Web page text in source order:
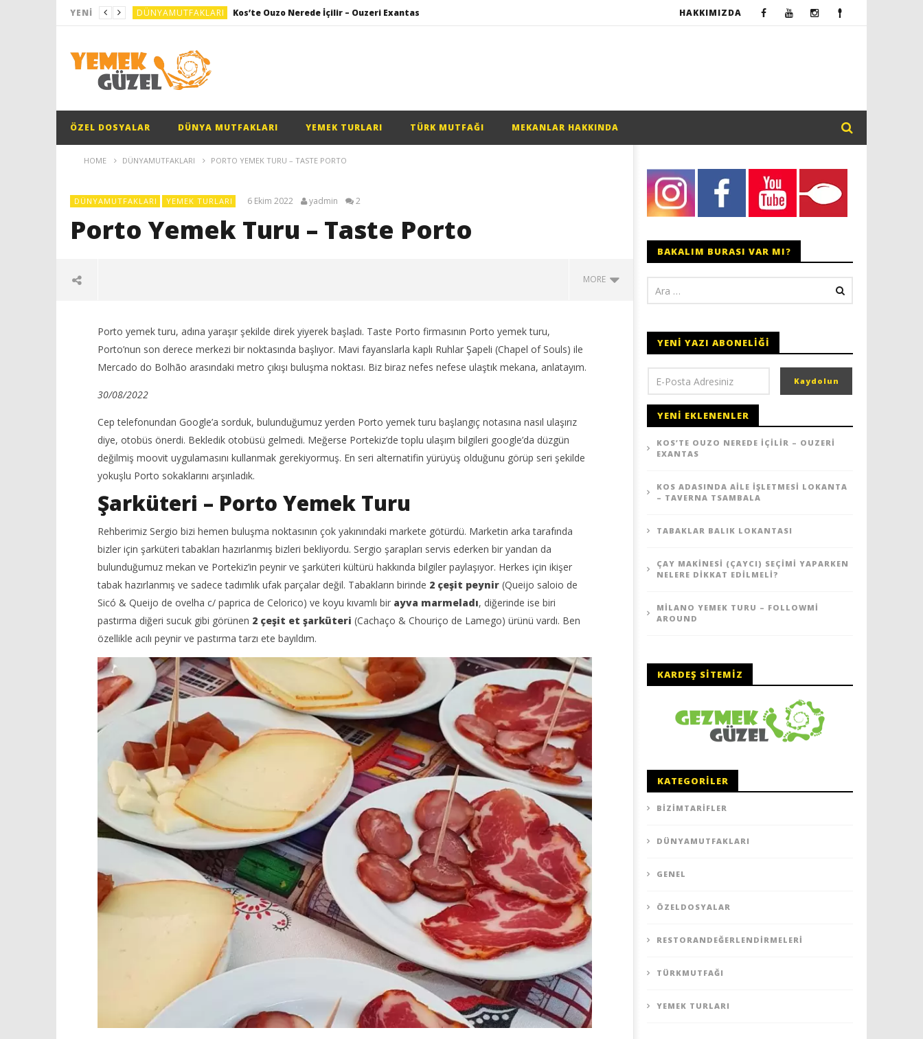
YENI DÜNYAMUTFAKLARI Kos’te Ouzo Nerede İçilir – Ouzeri Exantas
RESTORANDEĞERLENDIRMELERI
GENEL
DÜNYAMUTFAKLARI Milano Yemek Turu – FollowMi Around
DÜNYAMUTFAKLARI Kos’te Ouzo Nerede İçilir – Ouzeri Exantas
HAKKIMIZDA
ÖZEL DOSYALAR DÜNYA MUTFAKLARI YEMEK TURLARI TÜRK MUTFAĞI MEKANLAR HAKKINDA
HOME DÜNYAMUTFAKLARI PORTO YEMEK TURU – TASTE PORTO
DÜNYAMUTFAKLARI YEMEK TURLARI 6 Ekim 2022 yadmin 2
Porto Yemek Turu – Taste Porto
MORE
NOW VIEWING
Porto Yemek Turu – Taste Porto
Ekim
2022
yadmin
Kos’te Ouzo Nerede İçilir – Ouzeri
Exantas
2022
yadmin
Kos Adasında Aile İşletmesi
Lokanta – Taverna Tsambala
Tabaklar Balık Lokantası
6
Porto yemek turu, adına yaraşır şekilde direk yiyerek başladı. Taste Porto firmasının Porto yemek turu,
Porto’nun son derece merkezi bir noktasında başlıyor. Mavi fayanslarla kaplı Ruhlar Şapeli (Chapel of Souls) ile
Mercado do Bolhão arasındaki metro çıkışı buluşma noktası. Biz biraz nefes nefese ulaştık mekana, anlatayım.
30/08/2022
Cep telefonundan Google’a sorduk, bulunduğumuz yerden Porto yemek turu başlangıç notasına nasıl ulaşırız
diye, otobüs önerdi. Bekledik otobüsü gelmedi. Meğerse Portekiz’de toplu ulaşım bilgileri google’da düzgün
değilmiş moovit uygulamasını kullanmak gerekiyormuş. En seri alternatifin yürüyüş olduğunu görüp seri şekilde
yokuşlu Porto sokaklarını arşınladık.
Şarküteri – Porto Yemek Turu
Rehberimiz Sergio bizi hemen buluşma noktasının çok yakınındaki markete götürdü. Marketin arka tarafında
bizler için şarküteri tabakları hazırlanmış bizleri bekliyordu. Sergio şarapları servis ederken bir yandan da
bulunduğumuz mekan ve Portekiz’in peynir ve şarküteri kültürü hakkında bilgiler paylaşıyor. Herkes için ikişer
tabak hazırlanmış ve sadece tadımlık ufak parçalar değil. Tabakların birinde 2 çeşit peynir(Queijo saloio de
Sicó & Queijo de ovelha c/ paprica de Celorico) ve koyu kıvamlı bir ayva marmeladı, diğerinde ise biri
pastırma diğeri sucuk gibi görünen 2 çeşit et şarküteri (Cachaço & Chouriço de Lamego) ürünü vardı. Ben
özellikle acılı peynir ve pastırma tarzı ete bayıldım.
BAKALIM BURASI VAR MI?
YENI YAZI ABONELIĞI
YENI EKLENENLER
KOS’TE OUZO NEREDE İÇILIR – OUZERI
EXANTAS
KOS ADASINDA AILE İŞLETMESI LOKANTA
– TAVERNA TSAMBALA
TABAKLAR BALIK LOKANTASI
ÇAY MAKINESI (ÇAYCI) SEÇIMI YAPARKEN
NELERE DIKKAT EDILMELI?
MILANO YEMEK TURU – FOLLOWMI
AROUND
KARDEŞ SITEMIZ
KATEGORILER
BIZIMTARIFLER
DÜNYAMUTFAKLARI
GENEL
ÖZELDOSYALAR
RESTORANDEĞERLENDIRMELERI
TÜRKMUTFAĞI
YEMEK TURLARI